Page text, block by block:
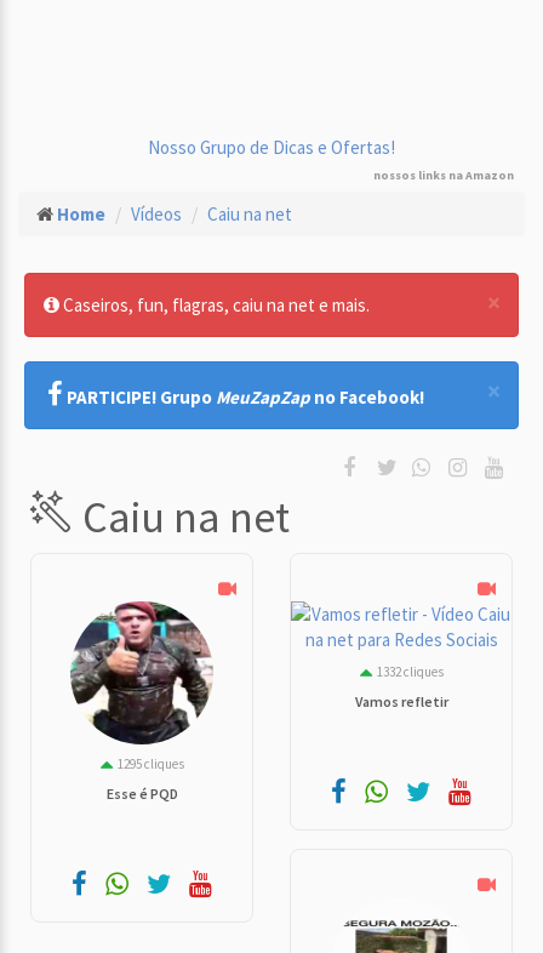
Nosso Grupo de Dicas e Ofertas!
nossos links na Amazon
Home Vídeos Caiu na net
×
Caseiros, fun, flagras, caiu na net e mais.
×
PARTICIPE! Grupo MeuZapZap no Facebook!
Caiu na net
1295 cliques
Esse é PQD
1332 cliques
Vamos refletir